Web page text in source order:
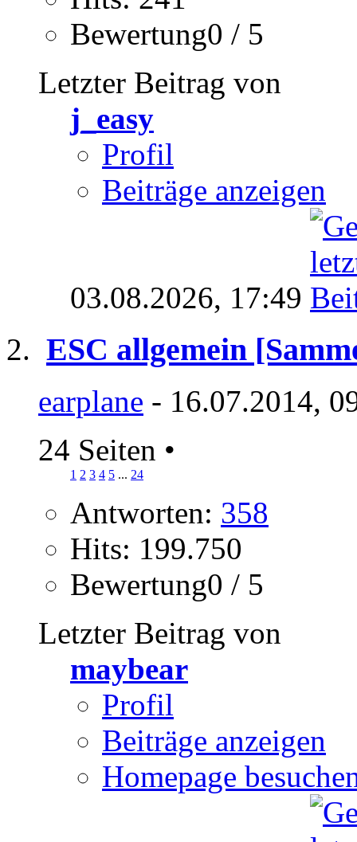
Bewertung0 / 5
Letzter Beitrag von
j_easy
Profil
Beiträge anzeigen
03.08.2026, 17:49
ESC allgemein
earplane - 16.07.2014,
24 Seiten •
1 2 3 4 5 ... 24
Antworten: 358
Hits: 199.750
Bewertung0 / 5
Letzter Beitrag von
maybear
Profil
Beiträge anzeigen
Homepage